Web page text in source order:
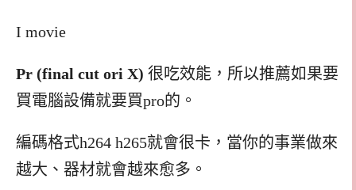
I movie
Pr (final cut ori X) 很吃效能，所以推薦如果要
買電腦設備就要買pro的。
編碼格式h264 h265就會很卡，當你的事業做來
越大、器材就會越來愈多。